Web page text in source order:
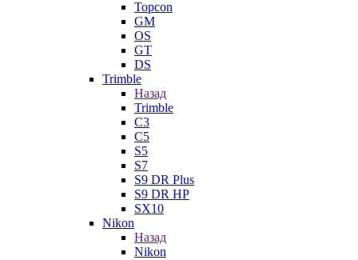
Topcon
GM
OS
GT
DS
Trimble
Назад
Trimble
C3
C5
S5
S7
S9 DR Plus
S9 DR HP
SX10
Nikon
Назад
Nikon